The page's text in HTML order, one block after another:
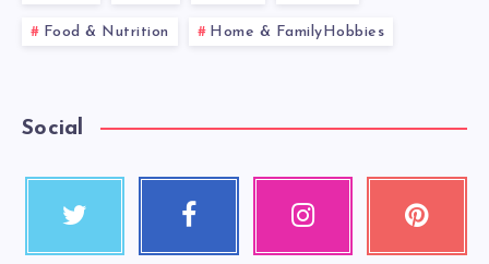
Food & Nutrition Home & FamilyHobbies
Social